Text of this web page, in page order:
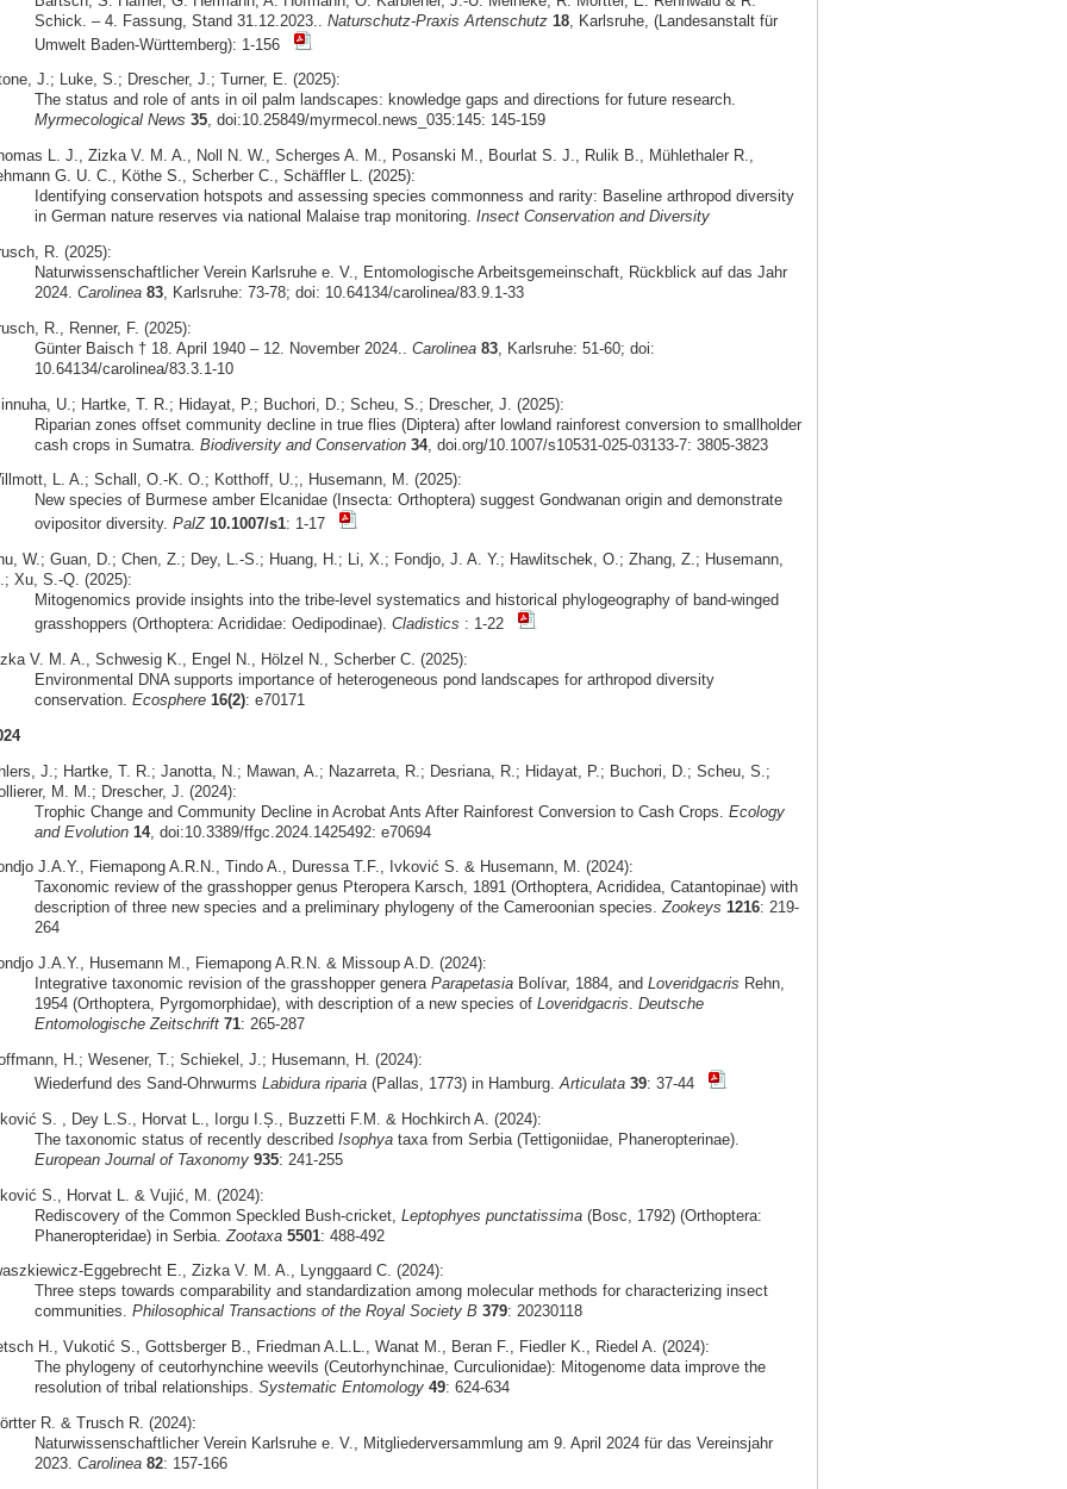
Schick. – 4. Fassung, Stand 31.12.2023.. Naturschutz-Praxis Artenschutz 18, Karlsruhe, (Landesanstalt für
Umwelt Baden-Württemberg): 1-156
J.; Luke, S.; Drescher, J.; Turner, E. (2025):
The status and role of ants in oil palm landscapes: knowledge gaps and directions for future research.
Myrmecological News 35, doi:10.25849/myrmecol.news_035:145: 145-159
L. J., Zizka V. M. A., Noll N. W., Scherges A. M., Posanski M., Bourlat S. J., Rulik B., Mühlethaler R.,
G. U. C., Köthe S., Scherber C., Schäffler L. (2025):
Identifying conservation hotspots and assessing species commonness and rarity: Baseline arthropod diversity
in German nature reserves via national Malaise trap monitoring. Insect Conservation and Diversity
R. (2025):
Naturwissenschaftlicher Verein Karlsruhe e. V., Entomologische Arbeitsgemeinschaft, Rückblick auf das Jahr
2024. Carolinea 83, Karlsruhe: 73-78; doi: 10.64134/carolinea/83.9.1-33
R., Renner, F. (2025):
Günter Baisch † 18. April 1940 – 12. November 2024.. Carolinea 83, Karlsruhe: 51-60; doi:
10.64134/carolinea/83.3.1-10
U.; Hartke, T. R.; Hidayat, P.; Buchori, D.; Scheu, S.; Drescher, J. (2025):
Riparian zones offset community decline in true flies (Diptera) after lowland rainforest conversion to smallholder
cash crops in Sumatra. Biodiversity and Conservation 34, doi.org/10.1007/s10531-025-03133-7: 3805-3823
L. A.; Schall, O.-K. O.; Kotthoff, U.;, Husemann, M. (2025):
New species of Burmese amber Elcanidae (Insecta: Orthoptera) suggest Gondwanan origin and demonstrate
ovipositor diversity. PalZ 10.1007/s1: 1-17
W.; Guan, D.; Chen, Z.; Dey, L.-S.; Huang, H.; Li, X.; Fondjo, J. A. Y.; Hawlitschek, O.; Zhang, Z.; Husemann,
Xu, S.-Q. (2025):
Mitogenomics provide insights into the tribe-level systematics and historical phylogeography of band-winged
grasshoppers (Orthoptera: Acrididae: Oedipodinae). Cladistics : 1-22
V. M. A., Schwesig K., Engel N., Hölzel N., Scherber C. (2025):
Environmental DNA supports importance of heterogeneous pond landscapes for arthropod diversity
conservation. Ecosphere 16(2): e70171
J.; Hartke, T. R.; Janotta, N.; Mawan, A.; Nazarreta, R.; Desriana, R.; Hidayat, P.; Buchori, D.; Scheu, S.;
M. M.; Drescher, J. (2024):
Trophic Change and Community Decline in Acrobat Ants After Rainforest Conversion to Cash Crops. Ecology
and Evolution 14, doi:10.3389/ffgc.2024.1425492: e70694
J.A.Y., Fiemapong A.R.N., Tindo A., Duressa T.F., Ivković S. & Husemann, M. (2024):
Taxonomic review of the grasshopper genus Pteropera Karsch, 1891 (Orthoptera, Acrididea, Catantopinae) with
description of three new species and a preliminary phylogeny of the Cameroonian species.Zookeys 1216: 219-
264
J.A.Y., Husemann M., Fiemapong A.R.N. & Missoup A.D. (2024):
Integrative taxonomic revision of the grasshopper genera ParapetasiaBolívar, 1884, and Loveridgacris Rehn,
1954 (Orthoptera, Pyrgomorphidae), with description of a new species of Loveridgacris. Deutsche
Entomologische Zeitschrift 71: 265-287
H.; Wesener, T.; Schiekel, J.; Husemann, H. (2024):
Wiederfund des Sand-Ohrwurms Labidura riparia(Pallas, 1773) in Hamburg. Articulata 39: 37-44
S. , Dey L.S., Horvat L., Iorgu I.Ș., Buzzetti F.M. & Hochkirch A. (2024):
The taxonomic status of recently described Isophyataxa from Serbia (Tettigoniidae, Phaneropterinae).
European Journal of Taxonomy 935: 241-255
S., Horvat L. & Vujić, M. (2024):
Rediscovery of the Common Speckled Bush-cricket, Leptophyes punctatissima(Bosc, 1792) (Orthoptera:
Phaneropteridae) in Serbia. Zootaxa 5501: 488-492
Eggebrecht E., Zizka V. M. A., Lynggaard C. (2024):
Three steps towards comparability and standardization among molecular methods for characterizing insect
communities. Philosophical Transactions of the Royal Society B 379: 20230118
H., Vukotić S., Gottsberger B., Friedman A.L.L., Wanat M., Beran F., Fiedler K., Riedel A. (2024):
The phylogeny of ceutorhynchine weevils (Ceutorhynchinae, Curculionidae): Mitogenome data improve the
resolution of tribal relationships. Systematic Entomology 49: 624-634
R. & Trusch R. (2024):
Naturwissenschaftlicher Verein Karlsruhe e. V., Mitgliederversammlung am 9. April 2024 für das Vereinsjahr
2023. Carolinea 82: 157-166